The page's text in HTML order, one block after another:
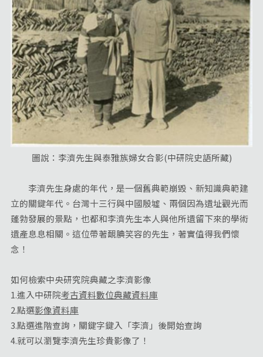
圖說：李濟先生與泰雅族婦女合影(中研院史語所藏)
李濟先生身處的年代，是一個舊典範崩毀、新知識典範建
立的關鍵年代。台灣十三行與中國殷墟、兩個因為遺址觀光而
蓬勃發展的景點，也都和李濟先生本人與他所遺留下來的學術
遺產息息相關。這位帶著靦腆笑容的先生，著實值得我們懷
念！
如何檢索中央研究院典藏之李濟影像
1.進入中研院考古資料數位典藏資料庫
2.點選影像資料庫
3.點選進階查詢，關鍵字鍵入「李濟」後開始查詢
4.就可以瀏覽李濟先生珍貴影像了！